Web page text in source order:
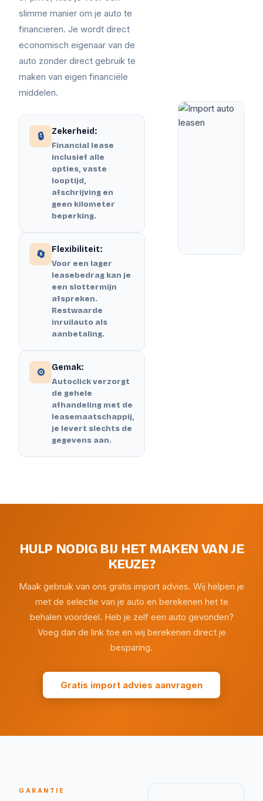
slimme manier om je auto te
financieren. Je wordt direct
economisch eigenaar van de
auto zonder direct gebruik te
maken van eigen financiële
middelen.
🔒 Zekerheid:
Financial lease
inclusief alle
opties, vaste
looptijd,
afschrijving en
geen kilometer
beperking.
🔄 Flexibiliteit:
Voor een lager
leasebedrag kan je
een slottermijn
afspreken.
Restwaarde
inruilauto als
aanbetaling.
⚙️ Gemak:
Autoclick verzorgt
de gehele
afhandeling met de
leasemaatschappij,
je levert slechts de
gegevens aan.
HULP NODIG BIJ HET MAKEN VAN JE
KEUZE?
Maak gebruik van ons gratis import advies. Wij helpen je
met de selectie van je auto en berekenen het te
behalen voordeel. Heb je zelf een auto gevonden?
Voeg dan de link toe en wij berekenen direct je
besparing.
Gratis import advies aanvragen
GARANTIE